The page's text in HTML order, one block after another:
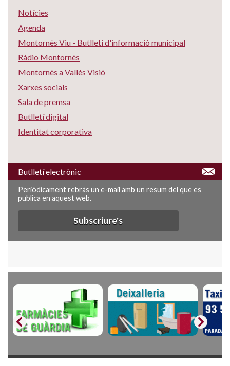
Notícies
Agenda
Montornès Viu - Butlletí d'informació municipal
Ràdio Montornès
Montornès a Vallès Visió
Xarxes socials
Sala de premsa
Butlletí digital
Identitat corporativa
Butlletí electrònic
Periòdicament rebràs un e-mail amb un resum del que es
publica en aquest web.
Subscriure's